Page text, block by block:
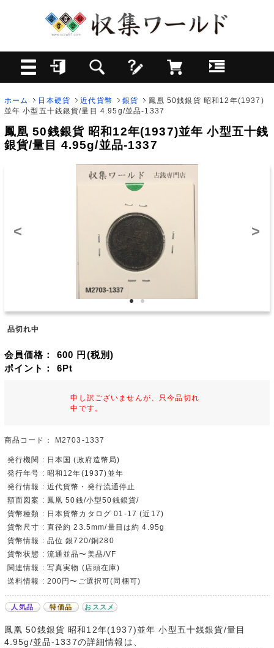
ホーム 日本硬貨 近代貨幣 銀貨
鳳凰 50銭銀貨 昭和12年(1937)
並年 小型五十銭銀貨/量目 4.95g/並品-1337
鳳凰 50銭銀貨 昭和12年(1937)並年 小型五十銭
銀貨/量目 4.95g/並品-1337
< >
品切れ中
会員価格： 600 円(税別)
ポイント： 6Pt
申し訳ございませんが、只今品切れ
中です。
商品コード： M2703-1337
発行機関 : 日本国 (政府造幣局)
発行年号 : 昭和12年(1937)並年
発行情報 : 近代貨幣・発行流通停止
額面図案 : 鳳凰 50銭/小型50銭銀貨/
貨幣種類 : 日本貨幣カタログ 01-17 (近17)
貨幣尺寸 : 直径約 23.5mm/量目は約 4.95g
貨幣情報 : 品位 銀720/銅280
貨幣状態 : 流通並品〜美品/VF
関連情報 : 写真実物 (店頭在庫)
送料情報 : 200円〜ご選択可(同梱可)
人気品 特価品 おススメ
鳳凰 50銭銀貨 昭和12年(1937)並年 小型五十銭銀貨/量目
4.95g/並品-1337の詳細情報は、